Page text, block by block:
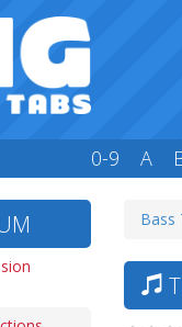
0-9 A
Bass